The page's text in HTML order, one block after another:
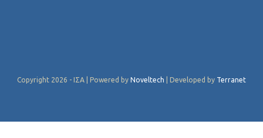
Copyright 2026 - ΙΣΑ | Powered by Noveltech | Developed by Terranet